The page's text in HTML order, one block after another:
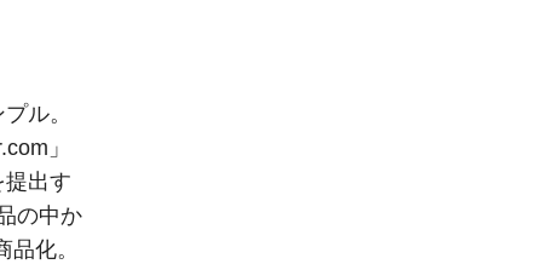
ル。
」
出す
の中か
化。